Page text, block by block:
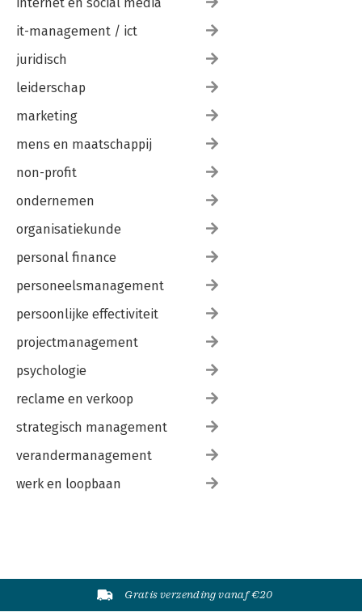
it-management / ict
juridisch
leiderschap
marketing
mens en maatschappij
non-profit
ondernemen
organisatiekunde
personal finance
personeelsmanagement
persoonlijke effectiviteit
projectmanagement
psychologie
reclame en verkoop
strategisch management
verandermanagement
werk en loopbaan
Gratis verzending vanaf €20